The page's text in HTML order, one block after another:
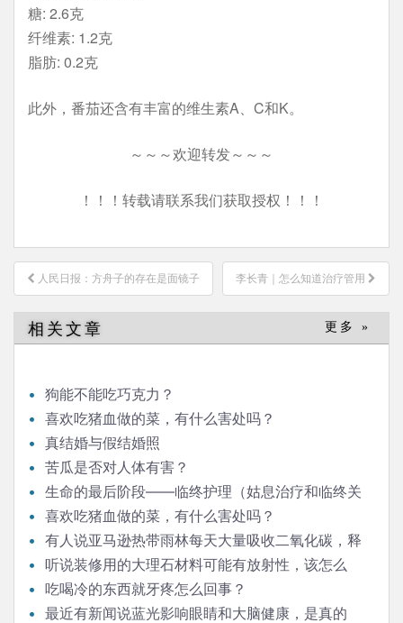
糖: 2.6克
纤维素: 1.2克
脂肪: 0.2克
此外，番茄还含有丰富的维生素A、C和K。
～～～欢迎转发～～～
！！！转载请联系我们获取授权！！！
文
章
导
航
人民日报：方舟子的存在是面镜子 李长青｜怎么知道治疗管用
相关文章 更多 »
狗能不能吃巧克力？
喜欢吃猪血做的菜，有什么害处吗？
真结婚与假结婚照
苦瓜是否对人体有害？
生命的最后阶段——临终护理（姑息治疗和临终关
怀）喜欢吃猪血做的菜，有什么害处吗？
有人说亚马逊热带雨林每天大量吸收二氧化碳，释
放氧气，对人类生存意义重大，是这样吗？
听说装修用的大理石材料可能有放射性，该怎么
办？吃喝冷的东西就牙疼怎么回事？
最近有新闻说蓝光影响眼睛和大脑健康，是真的